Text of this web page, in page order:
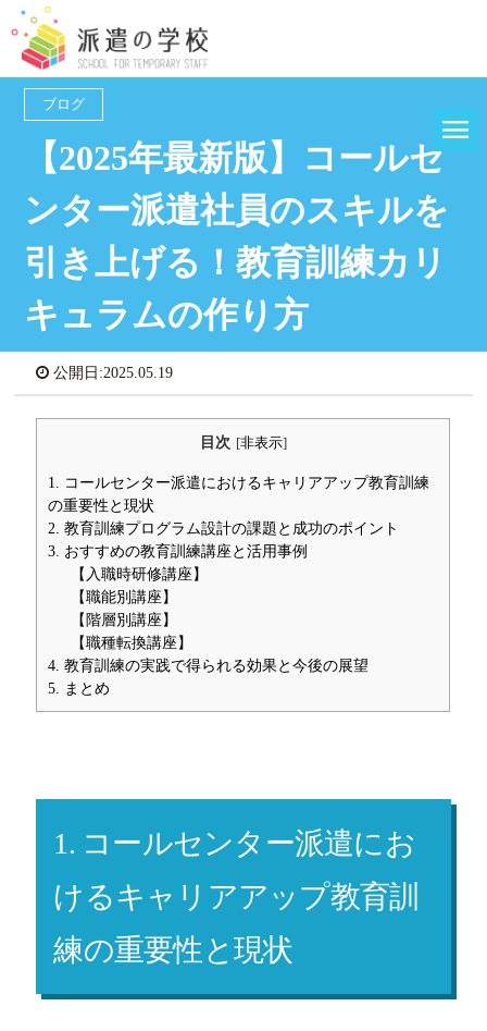
ブログ
【2025年最新版】コールセ
ンター派遣社員のスキルを
引き上げる！教育訓練カリ
キュラムの作り方
公開日:2025.05.19
目次 [非表示]
1. コールセンター派遣におけるキャリアアップ教育訓練
の重要性と現状
2. 教育訓練プログラム設計の課題と成功のポイント
3. おすすめの教育訓練講座と活用事例
【入職時研修講座】
【職能別講座】
【階層別講座】
【職種転換講座】
4. 教育訓練の実践で得られる効果と今後の展望
5. まとめ
1. コールセンター派遣にお
けるキャリアアップ教育訓
練の重要性と現状